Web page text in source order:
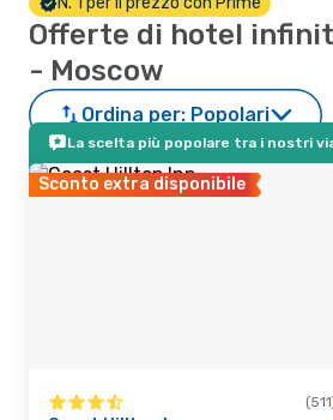
Offerte di hotel
- Moscow
Ordina per: Popolari
La scelta più popolare tra i nostri
Sconto extra disponibile